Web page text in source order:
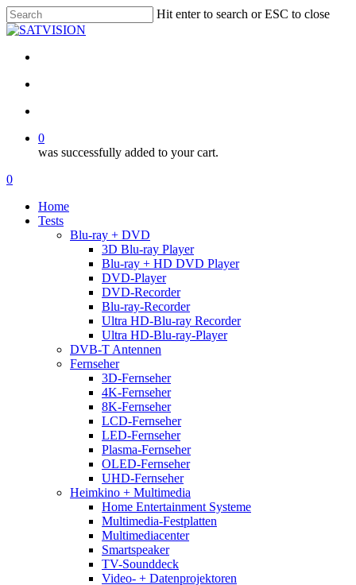
Skip
to
content
Hit enter to search or ESC to close
Close
0
was successfully added to your cart.
Menu
search
account
0
Home
Tests
Blu-ray + DVD
3D Blu-ray Player
Blu-ray + HD DVD Player
DVD-Player
DVD-Recorder
Blu-ray-Recorder
Ultra HD-Blu-ray Recorder
Ultra HD-Blu-ray-Player
DVB-T Antennen
Fernseher
3D-Fernseher
4K-Fernseher
8K-Fernseher
LCD-Fernseher
LED-Fernseher
Plasma-Fernseher
OLED-Fernseher
UHD-Fernseher
Heimkino + Multimedia
Home Entertainment Systeme
Multimedia-Festplatten
Multimediacenter
Smartspeaker
TV-Sounddeck
Video- + Datenprojektoren